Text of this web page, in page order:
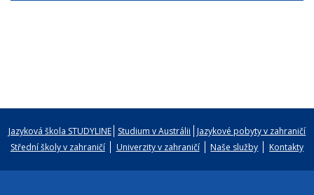
Jazyková škola STUDYLINE Studium v Austrálii
Jazykové pobyty v zahraničí
Střední školy v zahraničí
Univerzity v zahraničí Naše služby Kontakty